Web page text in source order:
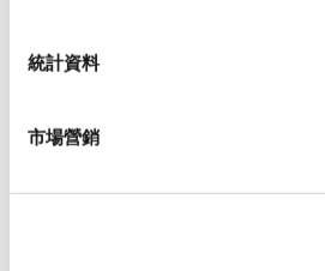
統計資料
市場營銷
安裝和安裝規範